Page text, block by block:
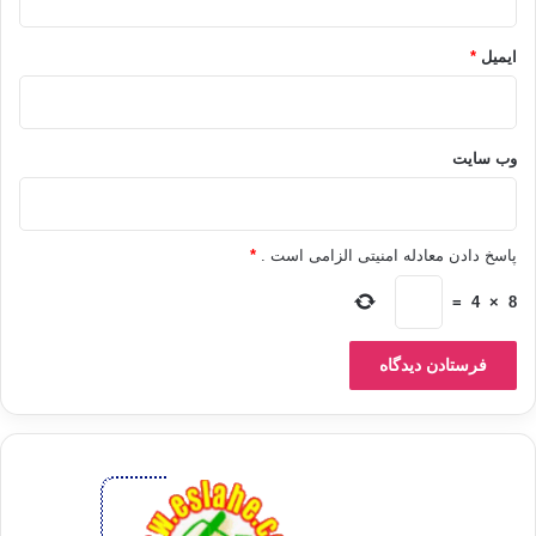
(فَهِمْتك ) أو قال فرعون مصر (مبارك) غير المأسوف عليه (أعي مطالبكم) حين لا ينفع
المختلفة، ولكنهم يستكبرون.
لا نريد أن نشايع تهمة القطيع التي يصف بها البعض تلك النفوس، ولكن بات من المؤكَّد
أنّه إذا اندلعت شرارة التمرّد، فسيدرك الجميع حجم المعاناة ومستوى الانحدار في
الحياة الآدمية، ذلك أن الإنسان- في أصله- كائن مفكّر مبدع منتج وليس مجرّد آلة صماء
حيوان بيولوجي آخر!.
وإذا كانت أقدار الله وسننه التي شاهدنا جانباً منها في ثورتي تونس ومصر قد قضت
بـأن (لكل أجل كتاب) ( الرعد: 38)؛ فإن ذلك يعني أن للصبر حدوداً، وأنّه متى طفح
ایمیل *
وب‌ سایت
پاسخ دادن معادله امنیتی الزامی است . *
8
×
4
=